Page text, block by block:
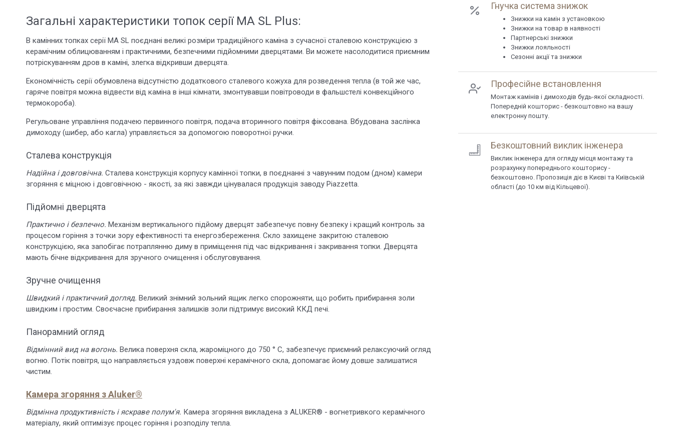
Загальні характеристики топок серії MA SL Plus:
В камінних топках серії MA SL поєднані великі розміри традиційного каміна з сучасної сталевою конструкцією з
керамічним облицюванням і практичними, безпечними підйомними дверцятами. Ви можете насолодитися приємним
потріскуванням дров в каміні, злегка відкривши дверцята.
Економічність серії обумовлена ​​відсутністю додаткового сталевого кожуха для розведення тепла (в той же час,
гаряче повітря можна відвести від каміна в інші кімнати, змонтувавши повітроводи в фальшстелі конвекційного
термокороба).
Регульоване управління подачею первинного повітря, подача вторинного повітря фіксована. Вбудована заслінка
димоходу (шибер, або кагла) управляється за допомогою поворотної ручки.
Сталева конструкція
Надійна і довговічна. Сталева конструкція корпусу камінної топки, в поєднанні з чавунним подом (дном) камери
згоряння є міцною і довговічною - якості, за які завжди цінувалася продукція заводу Piazzetta.
Підйомні дверцята
Практично і безпечно. Механізм вертикального підйому дверцят забезпечує повну безпеку і кращий контроль за
процесом горіння з точки зору ефективності та енергозбереження. Скло захищене закритою сталевою
конструкцією, яка запобігає потраплянню диму в приміщення під час відкривання і закривання топки. Дверцята
мають бічне відкривання для зручного очищення і обслуговування.
Зручне очищення
Швидкий і практичний догляд. Великий знімний зольний ящик легко спорожняти, що робить прибирання золи
швидким і простим. Своєчасне прибирання залишків золи підтримує високий ККД печі.
Панорамний огляд
Відмінний вид на вогонь. Велика поверхня скла, жароміцного до 750 ° C, забезпечує приємний релаксуючий огляд
вогню. Потік повітря, що направляється уздовж поверхні керамічного скла, допомагає йому довше залишатися
чистим.
Камера згоряння з Aluker®
Відмінна продуктивність і яскраве полум'я. Камера згоряння викладена з ALUKER® - вогнетривкого керамічного
матеріалу, який оптимізує процес горіння і розподілу тепла.
Гнучка система знижок
Знижки на камін з установкою
Знижки на товар в наявності
Партнерські знижки
Знижки лояльності
Сезонні акції та знижки
Професійне встановлення
Монтаж камінів і димоходів будь-якої складності.
Попередній кошторис - безкоштовно на вашу
електронну пошту.
Безкоштовний виклик інженера
Виклик інженера для огляду місця монтажу та
розрахунку попереднього кошторису -
безкоштовно. Пропозиція діє в Києві та Київській
області (до 10 км від Кільцевої).